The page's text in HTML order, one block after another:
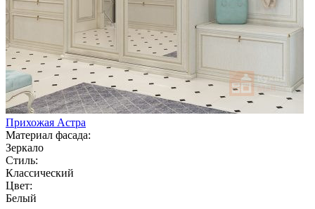
Прихожая Астра
Материал фасада:
Зеркало
Стиль:
Классический
Цвет:
Белый